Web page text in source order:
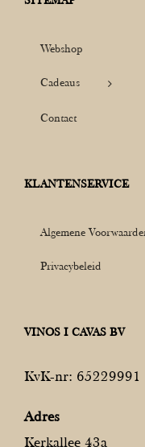
Webshop
Cadeaus
Contact
KLANTENSERVICE
Algemene
Privacybeleid
VINOS I CAVAS BV
KvK-nr: 65229991
Adres
Kerkallee 43a